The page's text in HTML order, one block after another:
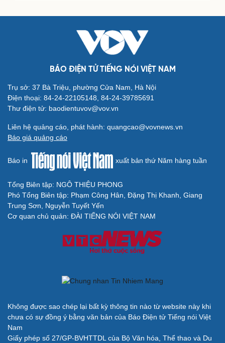
Đọc truyện đêm khuya
Cửa sổ tình yêu
Kể chuyện cho bé
Hạt giống tâm hồn
Cải chính
BÁO ĐIỆN TỬ TIẾNG NÓI VIỆT NAM
Trụ sở: 37 Bà Triệu, phường Cửa Nam, Hà Nội
Điện thoại: 84-24-22105148, 84-24-39785691
Thư điện tử: baodientuvov@vov.vn
Liên hệ quảng cáo, phát hành: quangcao@vovnews.vn
Báo giá quảng cáo
Báo in xuất bản thứ Năm hàng tuần
Tổng Biên tập: NGÔ THIỆU PHONG
Phó Tổng Biên tập: Phạm Công Hân, Đặng Thị Khanh, Giang
Trung Sơn, Nguyễn Tuyết Yến
Cơ quan chủ quản: ĐÀI TIẾNG NÓI VIỆT NAM
Không được sao chép lại bất kỳ thông tin nào từ website này khi
chưa có sự đồng ý bằng văn bản của Báo Điện tử Tiếng nói Việt
Nam
Giấy phép số 27/GP-BVHTTDL của Bộ Văn hóa, Thể thao và Du